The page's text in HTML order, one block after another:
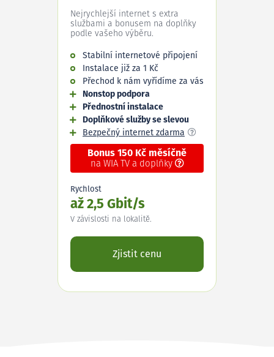
Nejrychlejší internet s extra
službami a bonusem na doplňky
podle vašeho výběru.
Stabilní internetové připojení
Instalace již za 1 Kč
Přechod k nám vyřídíme za vás
Nonstop podpora
Přednostní instalace
Doplňkové služby se slevou
Bezpečný internet zdarma
Bonus 150 Kč měsíčně
na WIA TV a doplňky
Rychlost
až 2,5 Gbit/s
V závislosti na lokalitě.
Zjistit cenu